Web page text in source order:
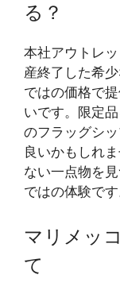
る？
本社アウトレ
産終了した希
ではの価格で
いです。限定
のフラッグシ
良いかもしれ
ない一点物を
ではの体験です
マリメッ
て